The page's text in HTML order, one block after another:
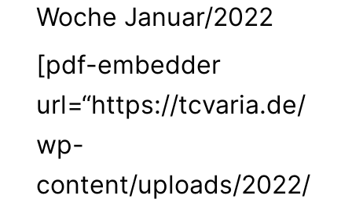
Woche Januar/2022
[pdf-embedder
url=“https://tcvaria.de/
wp-
content/uploads/2022/